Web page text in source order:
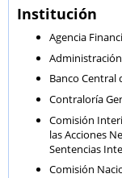
Institución
Agencia
Banco Central
Contraloría
Comisión
las Acciones
Sentencias
Comisión